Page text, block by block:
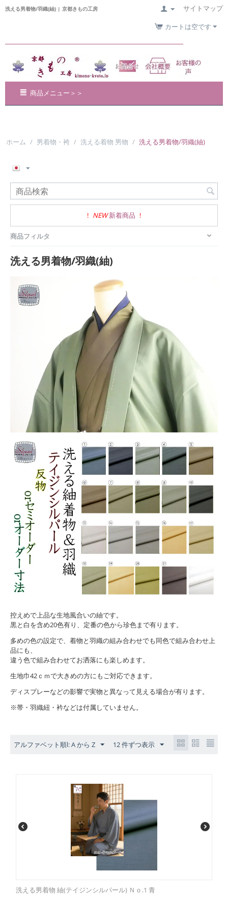
洗える男着物/羽織(紬) | 京都きもの工房
サイトマップ
カートは空です
商品メニュー＞＞
ホーム / 男着物・袴 / 洗える着物 男物 / 洗える男着物/羽織(紬)
! NEW 新着商品 !
商品フィルタ
洗える男着物/羽織(紬)
控えめで上品な生地風合いの紬です。
黒と白を含め20色有り、定番の色から珍色まで有ります。
多めの色の設定で、着物と羽織の組み合わせでも同色で組み合わせ上
品にも、
違う色で組み合わせてお洒落にも楽しめます。
生地巾42ｃｍで大きめの方にもご対応できます。
ディスプレーなどの影響で実物と異なって見える場合が有ります。
※帯・羽織紐・衿などは付属していません。
アルファベット順l: A から Z 12 件ずつ表示
洗える男着物 紬(テイジンシルパール) Ｎｏ.1 青